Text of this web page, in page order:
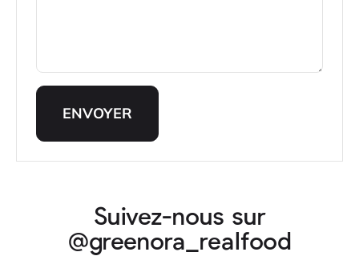
ENVOYER
Suivez-nous sur
@greenora_realfood